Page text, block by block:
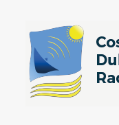
contenido